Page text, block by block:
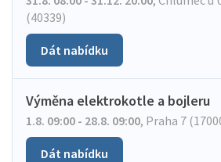
(40339)
Dát nabídku
Výměna elektrokotle a bojleru
1.8. 09:00 - 28.8. 09:00, Praha 7
Dát nabídku